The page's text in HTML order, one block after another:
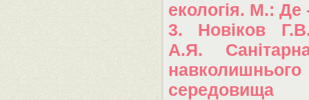
екологія. М.: Де
3. Новіков
А.Я.
навколишнього
середовища